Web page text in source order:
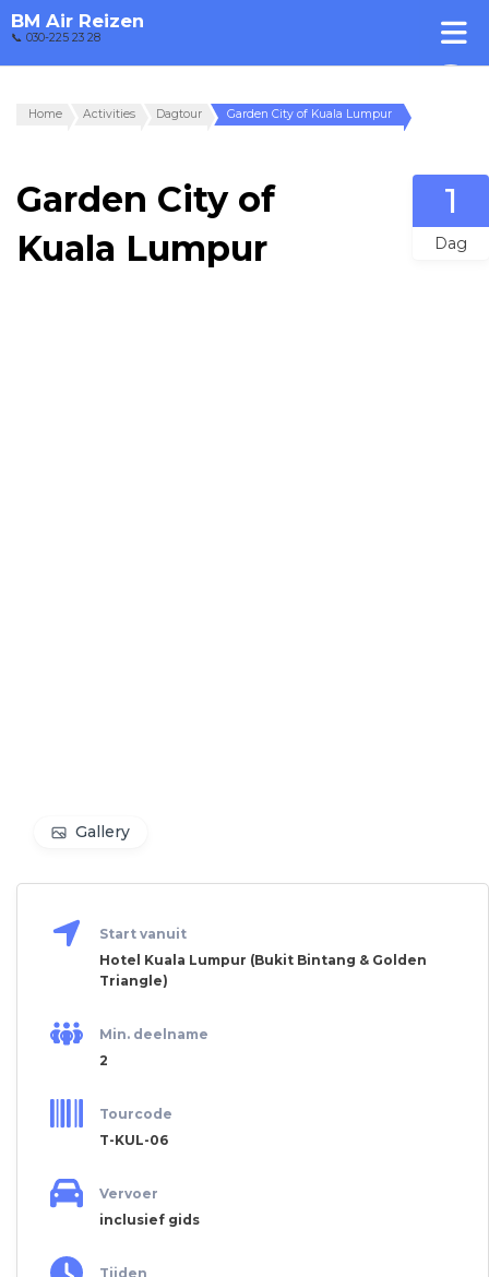
BM Air Reizen
📞 030-225 23 28
Home Activities Dagtour Garden City of Kuala Lumpur
Garden City of
Kuala Lumpur
1
Dag
Gallery
Start vanuit
Hotel Kuala Lumpur (Bukit Bintang & Golden
Triangle)
Min. deelname
2
Tourcode
T-KUL-06
Vervoer
inclusief gids
Tijden